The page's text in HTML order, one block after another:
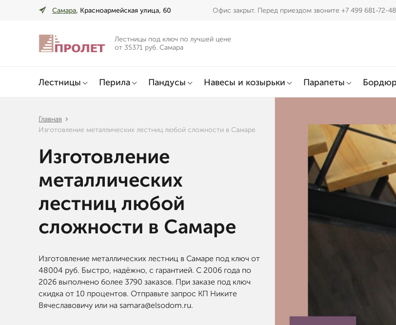
Самара, Красноармейская улица, 60 Офис закрыт. Перед приездом звоните +7 499 681-72-
Лестницы под ключ по лучшей цене
от 35371 руб. Самара
Лестницы Перила Пандусы Навесы и козырьки Парапеты
Главная
Изготовление металлических лестниц любой сложности в Самаре
Изготовление
металлических
лестниц любой
сложности в Самаре
Изготовление металлических лестниц в Самаре под ключ от
48004 руб. Быстро, надёжно, с гарантией. С 2006 года по
2026 выполнено более 3790 заказов. При заказе под ключ
скидка от 10 процентов. Отправьте запрос КП Никите
Вячеславовичу или на samara@elsodom.ru.